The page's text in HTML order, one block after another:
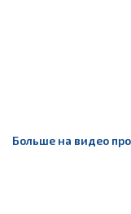
Больше на видео